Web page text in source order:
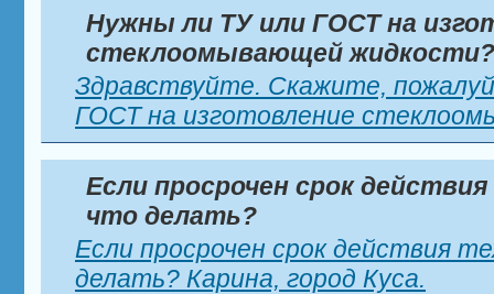
Нужны ли ТУ или ГОСТ на
стеклоомывающей жидкости?
Здравствуйте. Скажите,
ГОСТ на изготовление
Если просрочен срок
что делать?
Если просрочен срок действия
делать? Карина, город Куса.